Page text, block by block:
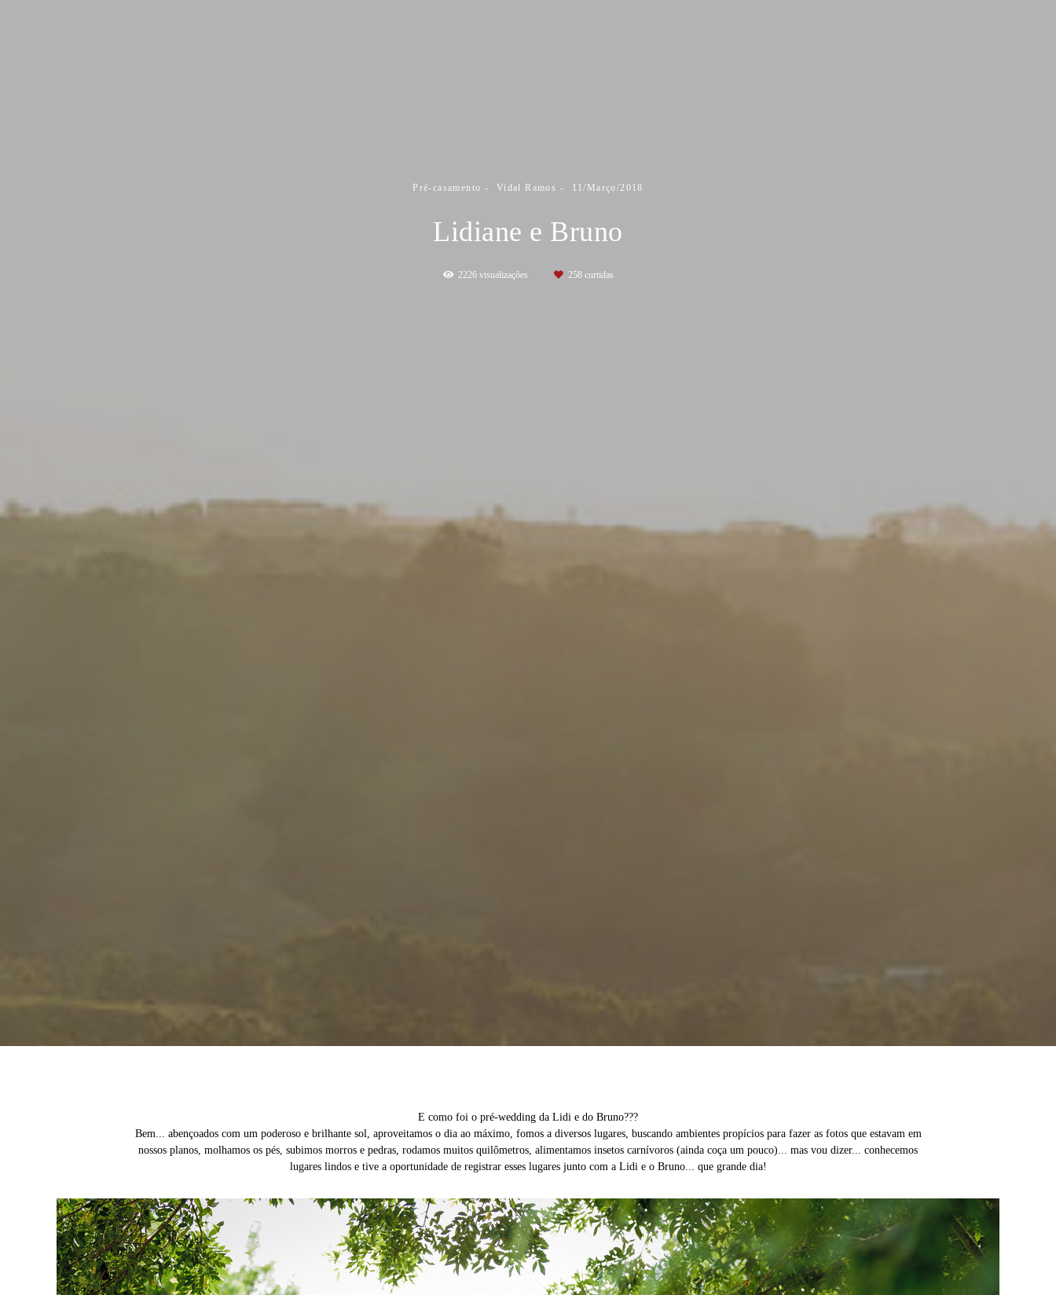
Pré-casamento Vidal Ramos 11/Março/2018
Lidiane e Bruno
2226visualizações 258curtidas
E como foi o pré-wedding da Lidi e do Bruno???
Bem... abençoados com um poderoso e brilhante sol, aproveitamos o dia ao máximo, fomos a diversos lugares, buscando ambientes propícios para fazer as fotos que estavam em
nossos planos, molhamos os pés, subimos morros e pedras, rodamos muitos quilômetros, alimentamos insetos carnívoros (ainda coça um pouco)... mas vou dizer... conhecemos
lugares lindos e tive a oportunidade de registrar esses lugares junto com a Lidi e o Bruno... que grande dia!